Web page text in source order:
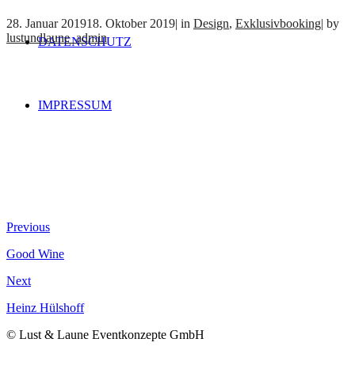
DATENSCHUTZ
IMPRESSUM
28. Januar 201918. Oktober 2019| in Design, Exklusivbooking| by
lustundlaune_admin
Previous
Good Wine
Next
Heinz Hülshoff
© Lust & Laune Eventkonzepte GmbH